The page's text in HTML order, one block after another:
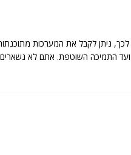
ניתן לקבל את המערכות
הראשוני ועד התמיכה השוטפת. אתם